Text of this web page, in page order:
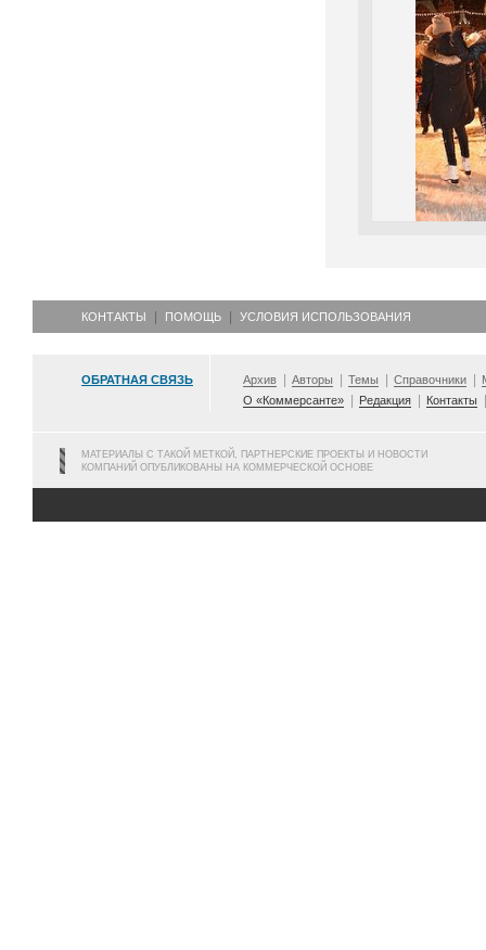
КОНТАКТЫ ПОМОЩЬ УСЛОВИЯ ИСПОЛЬЗОВАНИЯ
ОБРАТНАЯ СВЯЗЬ Архив Авторы Темы Справочники
О «Коммерсанте»
Редакция Контакты
МАТЕРИАЛЫ С ТАКОЙ МЕТКОЙ, ПАРТНЕРСКИЕ ПРОЕКТЫ И НОВОСТИ
КОМПАНИЙ ОПУБЛИКОВАНЫ НА КОММЕРЧЕСКОЙ ОСНОВЕ